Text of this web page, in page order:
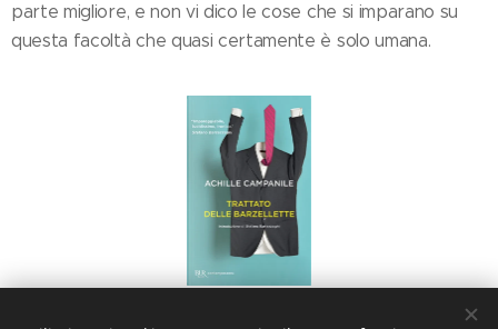
parte migliore, e non vi dico le cose che si imparano su
questa facoltà che quasi certamente è solo umana.